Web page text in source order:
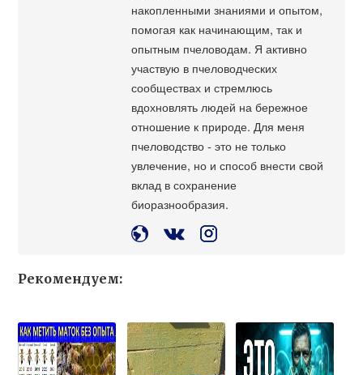
накопленными знаниями и опытом,
помогая как начинающим, так и
опытным пчеловодам. Я активно
участвую в пчеловодческих
сообществах и стремлюсь
вдохновлять людей на бережное
отношение к природе. Для меня
пчеловодство - это не только
увлечение, но и способ внести свой
вклад в сохранение
биоразнообразия.
Рекомендуем: